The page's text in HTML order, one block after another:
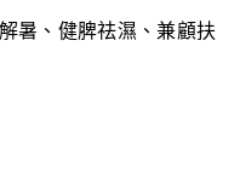
暑、健脾祛濕、兼顧扶